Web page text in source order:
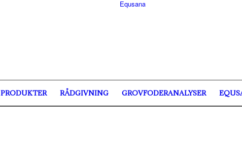
PRODUKTER RÅDGIVNING GROVFODERANALYSER